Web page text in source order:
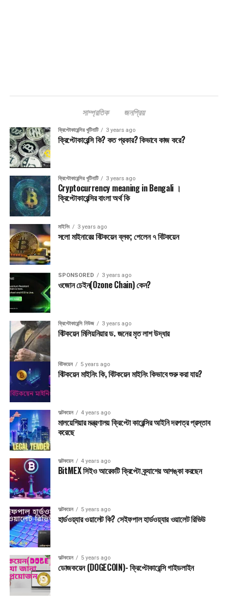
সাম্প্রতিক জনপ্রিয়
ক্রিপ্টোকারেন্সির খুটিনাটি 3 years ago
ক্রিপ্টোকারেন্সি কি? কত প্রকার? কিভাবে কাজ করে?
ক্রিপ্টোকারেন্সির খুটিনাটি 3 years ago
Cryptocurrency meaning in Bengali ।
ক্রিপ্টোকারেন্সির বাংলা অর্থ কি
মাইনিং 3 years ago
সলো মাইনারের বিটকয়েন ব্লক; পেলেন ৭ বিটকয়েন
SPONSORED 3 years ago
ওজোন চেইন(Ozone Chain) কেন?
ক্রিপ্টোকারেন্সি নিউজ 3 years ago
বিটকয়েন মিলিয়নিয়ার ড. জনের মৃত লাশ উদ্ধার
বিটকয়েন 5 years ago
বিটকয়েন মাইনিং কি, বিটকয়েন মাইনিং কিভাবে শুরু করা যায়?
অল্টকয়েন 4 years ago
মালয়েশিয়ার মন্ত্রণালয় ক্রিপ্টো কারেন্সির আইনি দরপত্র প্রস্তাব
করেছে
অল্টকয়েন 4 years ago
BitMEX সিইও আরেকটি ক্রিপ্টো ক্র্যাশের আশঙ্কা করছেন
অল্টকয়েন 5 years ago
হার্ডওয়্যার ওয়ালেট কি? সেইফপাল হার্ডওয়্যার ওয়ালেট রিভিউ
অল্টকয়েন 5 years ago
ডোজকয়েন (DOGECOIN)- ক্রিপ্টোকারেন্সি গাইডলাইন